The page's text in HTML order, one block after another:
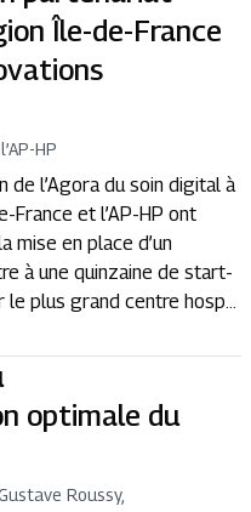
Île-de-France
l’AP-HP
de l’Agora du soin digital à
France et l’AP-HP ont
mise en place d’un
à une quinzaine de start-
le plus grand centre hosp...
optimale du
Roussy,